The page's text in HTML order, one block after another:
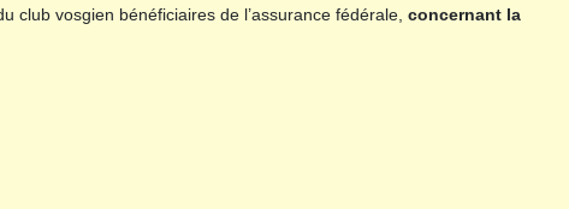
club vosgien bénéficiaires de l’assurance fédérale, concernant la